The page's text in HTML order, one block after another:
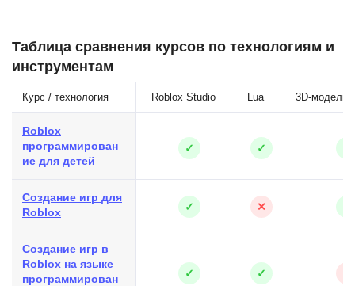
Таблица сравнения курсов по технологиям и
инструментам
Курс / технология Roblox Studio Lua 3D-
Roblox
программирован
ие для детей
✓ ✓
Создание игр для
Roblox
✓ ✕
Создание игр в
Roblox на языке
программирован
✓ ✓